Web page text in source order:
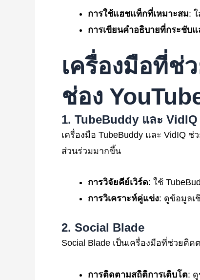
การใช้แฮชแท็กที่เหมาะสม:
การเขียนคำอธิบายที่กระชับ
เครื่องมือที่ช่
ช่อง
1. TubeBuddy และ VidIQ
เครื่องมือ TubeBuddy และ VidIQ
ส่วนร่วมมากขึ้น
การวิจัยคีย์เวิร์ด: ใช้
การวิเคราะห์คู่แข่ง: ดูข้อมูลเ
2. Social Blade
Social Blade เป็นเครื่องมือที่ช่วยติ
การติดตามสถิติการเติบโต: